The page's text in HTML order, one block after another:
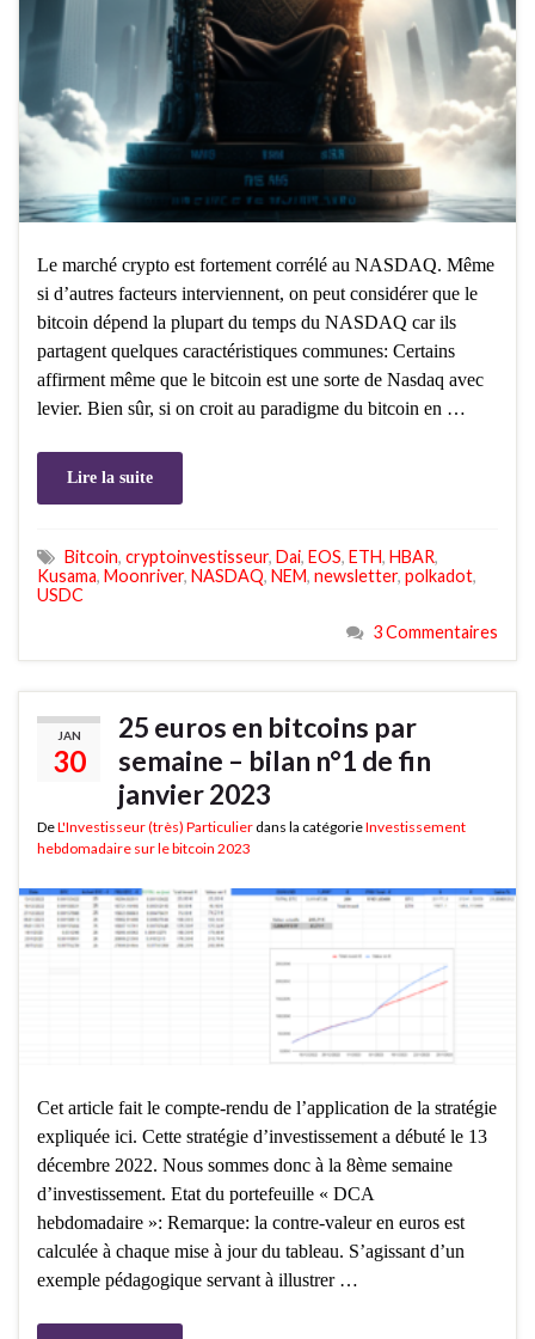
Le marché crypto est fortement corrélé au NASDAQ. Même
si d’autres facteurs interviennent, on peut considérer que le
bitcoin dépend la plupart du temps du NASDAQ car ils
partagent quelques caractéristiques communes: Certains
affirment même que le bitcoin est une sorte de Nasdaq avec
levier. Bien sûr, si on croit au paradigme du bitcoin en …
Lire la suite
Bitcoin, cryptoinvestisseur, Dai, EOS, ETH, HBAR,
Kusama, Moonriver, NASDAQ, NEM, newsletter, polkadot,
USDC
3 Commentaires
JAN
30
25 euros en bitcoins par
semaine – bilan n°1 de fin
janvier 2023
DeL'Investisseur (très) Particulier dans la catégorieInvestissement
hebdomadaire sur le bitcoin 2023
Cet article fait le compte-rendu de l’application de la stratégie
expliquée ici. Cette stratégie d’investissement a débuté le 13
décembre 2022. Nous sommes donc à la 8ème semaine
d’investissement. Etat du portefeuille « DCA
hebdomadaire »: Remarque: la contre-valeur en euros est
calculée à chaque mise à jour du tableau. S’agissant d’un
exemple pédagogique servant à illustrer …